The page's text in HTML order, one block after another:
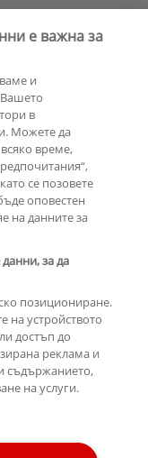
РЕКЛАМА
запазени.
е важна за
и
в
Можете да
време,
се позовете
оповестен
на данните за
за да
позициониране.
на устройството
достъп до
реклама и
съдържанието,
на услуги.